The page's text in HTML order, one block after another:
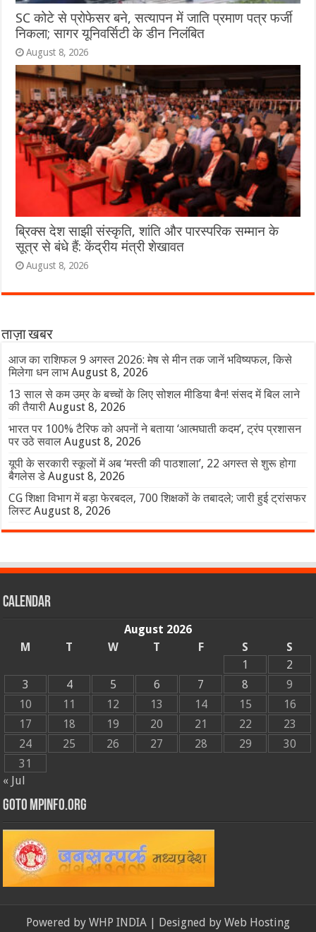
SC कोटे से प्रोफेसर बने, सत्यापन में जाति प्रमाण पत्र फर्जी
निकला; सागर यूनिवर्सिटी के डीन निलंबित
August 8, 2026
ब्रिक्स देश साझी संस्कृति, शांति और पारस्परिक सम्मान के
सूत्र से बंधे हैं: केंद्रीय मंत्री शेखावत
August 8, 2026
ताज़ा खबर
आज का राशिफल 9 अगस्त 2026: मेष से मीन तक जानें भविष्यफल, किसे
मिलेगा धन लाभ August 8, 2026
13 साल से कम उम्र के बच्चों के लिए सोशल मीडिया बैन! संसद में बिल लाने
की तैयारी August 8, 2026
भारत पर 100% टैरिफ को अपनों ने बताया ‘आत्मघाती कदम’, ट्रंप प्रशासन
पर उठे सवाल August 8, 2026
यूपी के सरकारी स्कूलों में अब ‘मस्ती की पाठशाला’, 22 अगस्त से शुरू होगा
बैगलेस डे August 8, 2026
CG शिक्षा विभाग में बड़ा फेरबदल, 700 शिक्षकों के तबादले; जारी हुई ट्रांसफर
लिस्ट August 8, 2026
Calendar
August 2026
M
T W T F S
S
1
2
3
4 5 6 7 8
9
10
11 12 13 14 15
16
17
18 19 20 21 22
23
24
25 26 27 28 29
30
31
« Jul
GOTO MPINFO.ORG
Powered by WHP INDIA | Designed by Web Hosting